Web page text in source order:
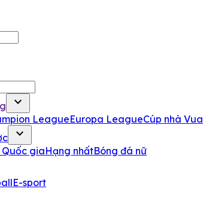
expand_more
LeagueEuropa LeagueCúp nhà Vua
expand_more
giaHạng nhấtBóng đá nữ
E-sport